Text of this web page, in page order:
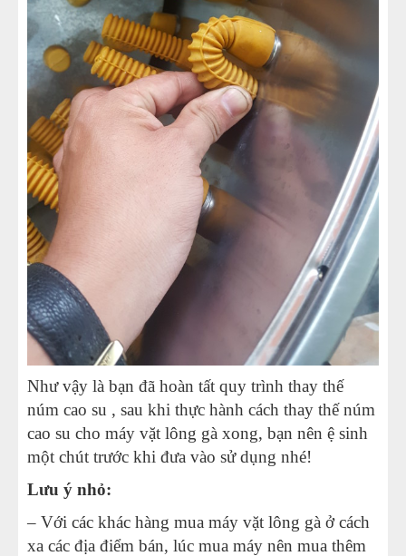
Như vậy là bạn đã hoàn tất quy trình thay thế
núm cao su , sau khi thực hành cách thay thế núm
cao su cho máy vặt lông gà xong, bạn nên ệ sinh
một chút trước khi đưa vào sử dụng nhé!
Lưu ý nhỏ:
– Với các khác hàng mua máy vặt lông gà ở cách
xa các địa điểm bán, lúc mua máy nên mua thêm